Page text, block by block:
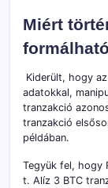
Miért
Kiderült, hogy
adatokkal,
tranzakció
tranzakció
példában.
Tegyük fel, hogy
t. Alíz 3 BTC